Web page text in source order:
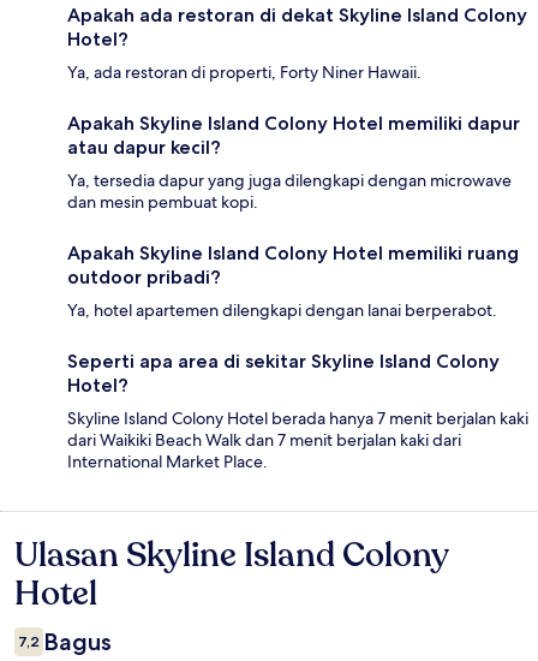
Apakah ada restoran di dekat Skyline Island Colony
Hotel?
Ya, ada restoran di properti, Forty Niner Hawaii.
Apakah Skyline Island Colony Hotel memiliki dapur
atau dapur kecil?
Ya, tersedia dapur yang juga dilengkapi dengan microwave
dan mesin pembuat kopi.
Apakah Skyline Island Colony Hotel memiliki ruang
outdoor pribadi?
Ya, hotel apartemen dilengkapi dengan lanai berperabot.
Seperti apa area di sekitar Skyline Island Colony
Hotel?
Skyline Island Colony Hotel berada hanya 7 menit berjalan kaki
dari Waikiki Beach Walk dan 7 menit berjalan kaki dari
International Market Place.
Ulasan
Ulasan Skyline Island Colony
Hotel
7,2 Bagus